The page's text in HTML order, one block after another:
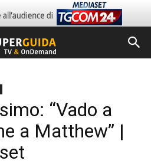
“Vado a
a Matthew” |